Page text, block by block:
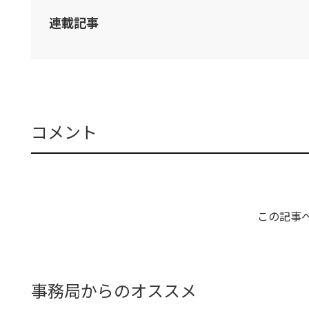
連載記事
コメント
この記事
事務局からのオススメ